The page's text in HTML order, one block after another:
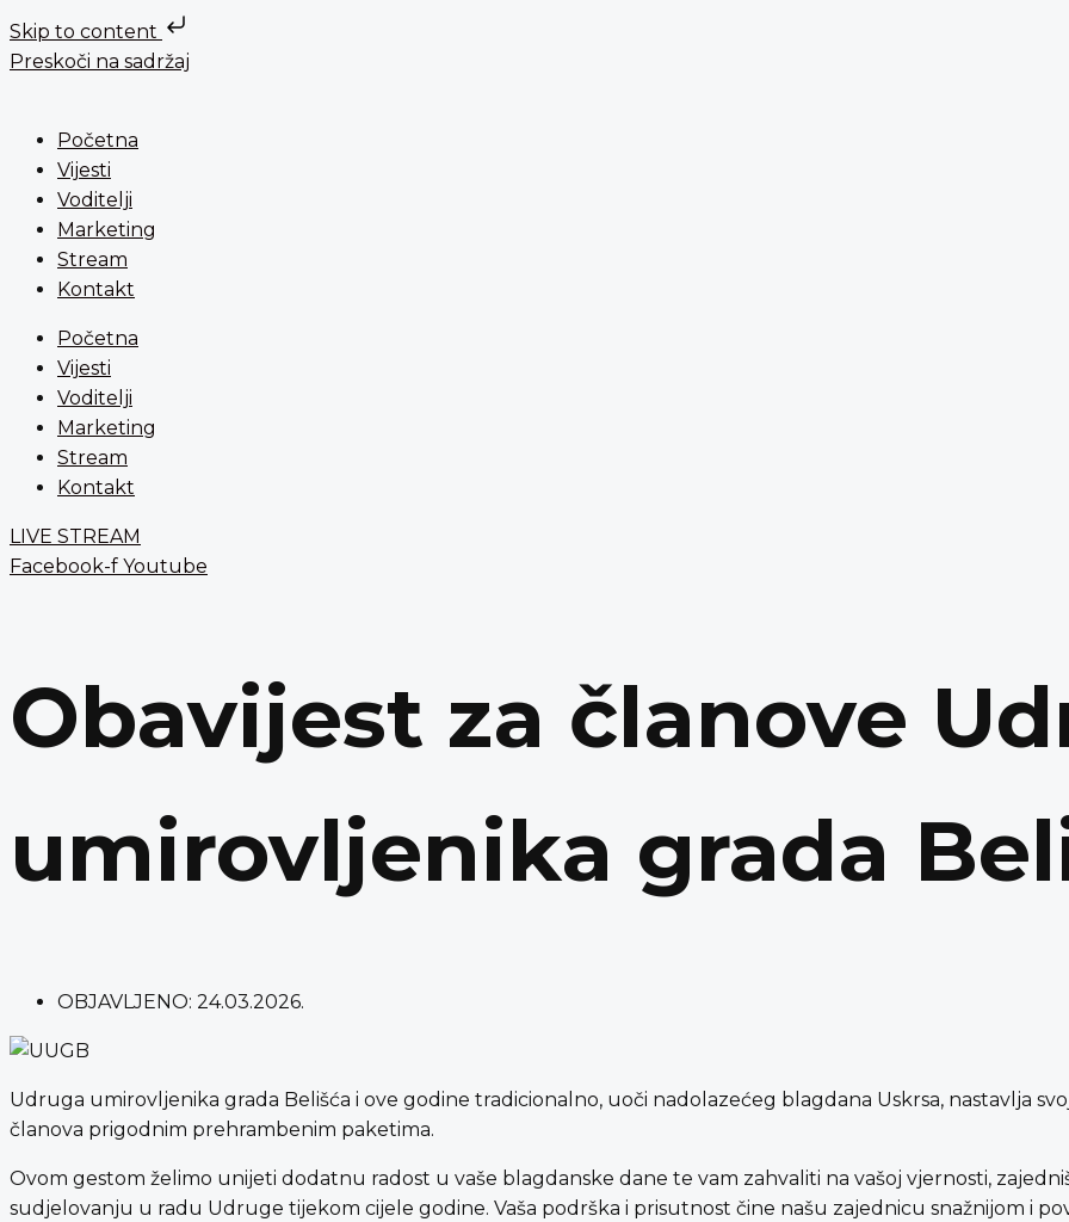
Skip to content
Preskoči na sadržaj
Početna
Vijesti
Voditelji
Marketing
Stream
Kontakt
Početna
Vijesti
Voditelji
Marketing
Stream
Kontakt
LIVE STREAM
Facebook-f Youtube
Obavijest za članove
umirovljenika grada
OBJAVLJENO: 24.03.2026.
Udruga umirovljenika grada Belišća i ove godine tradicionalno, uoči nadolazećeg blagdana Uskrsa, nastavlja
članova prigodnim prehrambenim paketima.
Ovom gestom želimo unijeti dodatnu radost u vaše blagdanske dane te vam zahvaliti na vašoj vjernosti,
sudjelovanju u radu Udruge tijekom cijele godine. Vaša podrška i prisutnost čine našu zajednicu snažnijom i